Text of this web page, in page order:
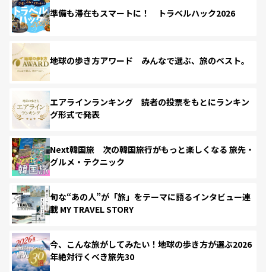
準備も滞在もスマートに！ トラベルハック2026
地球の歩き方アワード みんなで選ぶ、旅のベスト。
エアラインランキング 読者の投票をもとにランキン
グ形式で発表
Next韓国旅 次の韓国旅行がもっと楽しくなる 旅先・
グルメ・テクニック
旬な“あの人”が「旅」をテーマに語るインタビュー連
載 MY TRAVEL STORY
今、こんな旅がしてみたい！地球の歩き方が選ぶ2026
年絶対行くべき旅先30